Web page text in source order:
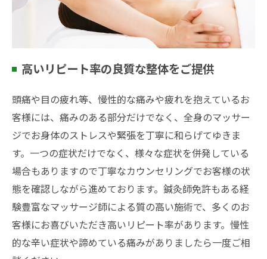
高いリピート率の良質な整体をご提供
頭痛や目の疲れ等、慢性的な痛みや疲れを抱えているお
客様には、痛みのある部分だけでなく、全身のマッサー
ジでお身体のストレスや緊張を丁寧に和らげてゆきま
す。一つの症状だけでなく、様々な症状を併発している
場合もありますので丁寧なカウンセリングでお客様の状
態を確認しながら進めております。鍼灸師免許もある経
験豊富なマッサージ師による質の高い施術で、多くのお
客様にお喜びいただき高いリピート率があります。慢性
的な辛い症状や諦めている痛みがありましたら一度ご相